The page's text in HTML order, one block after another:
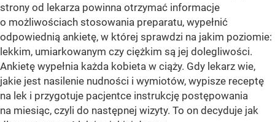
strony od lekarza powinna otrzymać informacje
o możliwościach stosowania preparatu, wypełnić
odpowiednią ankietę, w której sprawdzi na jakim poziomie:
lekkim, umiarkowanym czy ciężkim są jej dolegliwości.
Ankietę wypełnia każda kobieta w ciąży. Gdy lekarz wie,
jakie jest nasilenie nudności i wymiotów, wypisze receptę
na lek i przygotuje pacjentce instrukcję postępowania
na miesiąc, czyli do następnej wizyty. To on decyduje jak